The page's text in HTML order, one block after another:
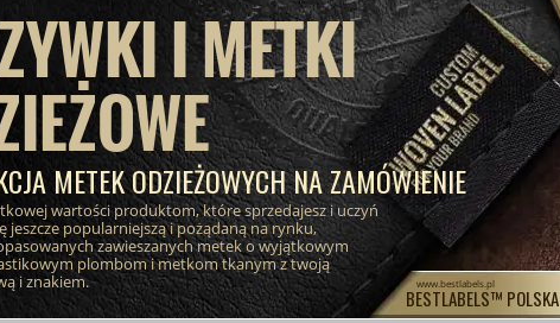
BESTLABELS™ POLSKA
www.bestlabels.pl
I METKI
METEK ODZIEŻOWYCH NA ZAMÓWIENIE
wartości produktom, które sprzedajesz i uczyń
jeszcze popularniejszą i pożądaną na rynku,
zawieszanych metek o wyjątkowym
plombom i metkom tkanym z twoją
i znakiem.